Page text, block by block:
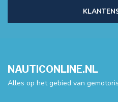
NAUTICONLINE.NL
Alles op het gebied van